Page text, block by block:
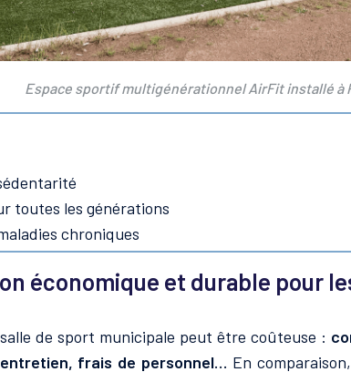
Espace sportif multigénérationnel AirFit installé à
toutes les générations
chroniques
économique et durable pour
salle de sport municipale peut être coûteuse :
frais de personnel… En